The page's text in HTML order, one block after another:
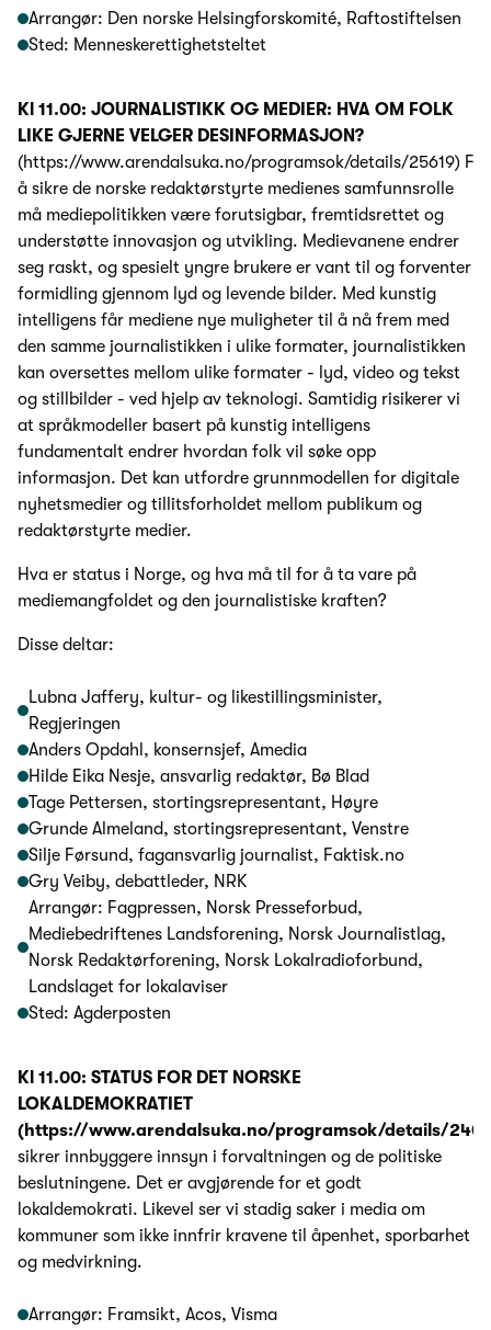
Arrangør: Den norske Helsingforskomité, Raftostiftelsen
Sted: Menneskerettighetsteltet
Kl 11.00: JOURNALISTIKK OG MEDIER: HVA OM FOLK
LIKE GJERNE VELGER DESINFORMASJON?
(https://www.arendalsuka.no/programsok/details/25619) For
å sikre de norske redaktørstyrte medienes samfunnsrolle
må mediepolitikken være forutsigbar, fremtidsrettet og
understøtte innovasjon og utvikling. Medievanene endrer
seg raskt, og spesielt yngre brukere er vant til og forventer
formidling gjennom lyd og levende bilder. Med kunstig
intelligens får mediene nye muligheter til å nå frem med
den samme journalistikken i ulike formater, journalistikken
kan oversettes mellom ulike formater - lyd, video og tekst
og stillbilder - ved hjelp av teknologi. Samtidig risikerer vi
at språkmodeller basert på kunstig intelligens
fundamentalt endrer hvordan folk vil søke opp
informasjon. Det kan utfordre grunnmodellen for digitale
nyhetsmedier og tillitsforholdet mellom publikum og
redaktørstyrte medier.
Hva er status i Norge, og hva må til for å ta vare på
mediemangfoldet og den journalistiske kraften?
Disse deltar:
Lubna Jaffery, kultur- og likestillingsminister,
Regjeringen
Anders Opdahl, konsernsjef, Amedia
Hilde Eika Nesje, ansvarlig redaktør, Bø Blad
Tage Pettersen, stortingsrepresentant, Høyre
Grunde Almeland, stortingsrepresentant, Venstre
Silje Førsund, fagansvarlig journalist, Faktisk.no
Gry Veiby, debattleder, NRK
Arrangør: Fagpressen, Norsk Presseforbud,
Mediebedriftenes Landsforening, Norsk Journalistlag,
Norsk Redaktørforening, Norsk Lokalradioforbund,
Landslaget for lokalaviser
Sted: Agderposten
Kl 11.00: STATUS FOR DET NORSKE
LOKALDEMOKRATIET
(https://www.arendalsuka.no/programsok/details/
sikrer innbyggere innsyn i forvaltningen og de politiske
beslutningene. Det er avgjørende for et godt
lokaldemokrati. Likevel ser vi stadig saker i media om
kommuner som ikke innfrir kravene til åpenhet, sporbarhet
og medvirkning.
Arrangør: Framsikt, Acos, Visma